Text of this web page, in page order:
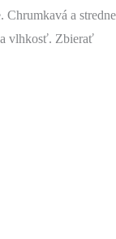
Chrumkavá a stredne
vlhkosť. Zbierať